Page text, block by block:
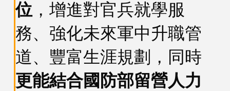
位，增進對官兵就學服
務、強化未來軍中升職管
道、豐富生涯規劃，同時
更能結合國防部留營人力